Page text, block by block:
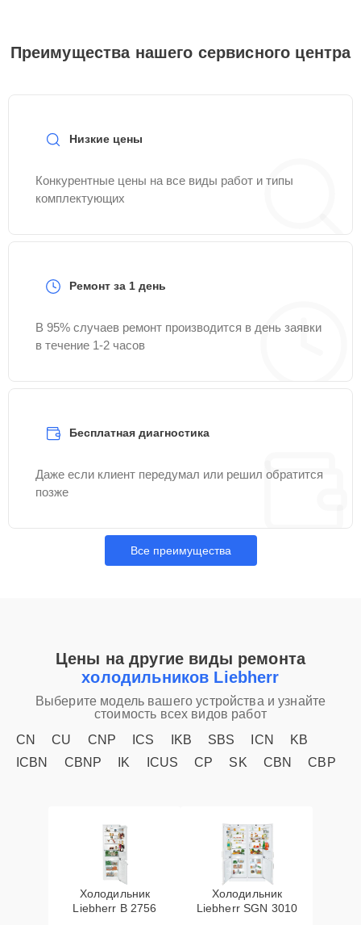
Преимущества нашего сервисного центра
Низкие цены
Конкурентные цены на все виды работ и типы
комплектующих
Ремонт за 1 день
В 95% случаев ремонт производится в день заявки
в течение 1-2 часов
Бесплатная диагностика
Даже если клиент передумал или решил обратится
позже
Все преимущества
Цены на другие виды ремонта
холодильников Liebherr
Выберите модель вашего устройства и узнайте
стоимость всех видов работ
CN
CU CNP ICS IKB SBS ICN
KB
ICBN
CBNP IK ICUS CP SK CBN CBP
Холодильник
Liebherr B 2756
Холодильник
Liebherr SGN 3010